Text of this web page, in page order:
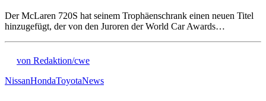
Der McLaren 720S hat seinem Trophäenschrank einen neuen Titel
hinzugefügt, der von den Juroren der World Car Awards…
von Redaktion/cwe
NissanHondaToyotaNews